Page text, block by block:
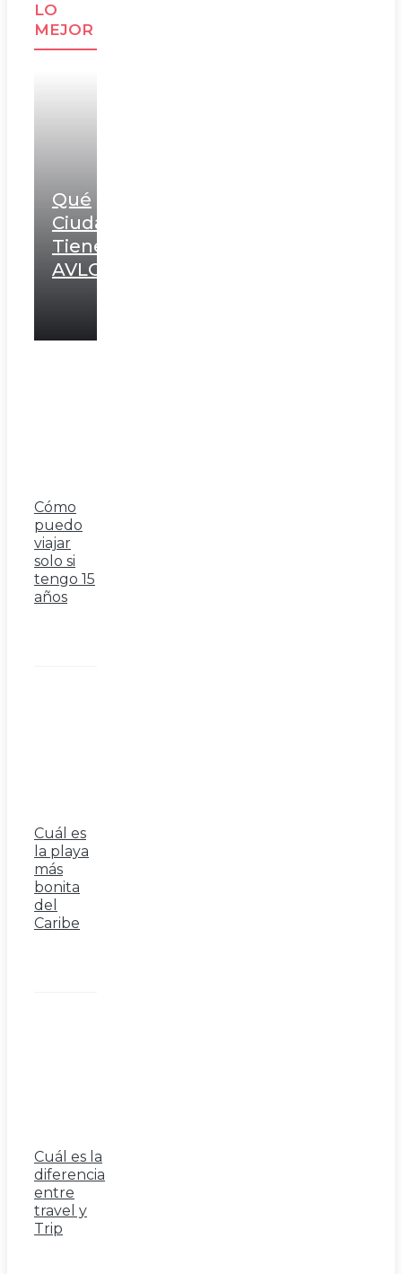
LO
MEJOR
Qué
Ciudades
Tienen
AVLO
Cómo
puedo
viajar
solo si
tengo 15
años
Cuál es
la playa
más
bonita
del
Caribe
Cuál es la
diferencia
entre
travel y
Trip